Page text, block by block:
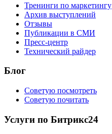
Тренинги по маркетингу
Архив выступлений
Отзывы
Публикации в СМИ
Пресс-центр
Технический райдер
Блог
Советую посмотреть
Советую почитать
Услуги по Битрикс24